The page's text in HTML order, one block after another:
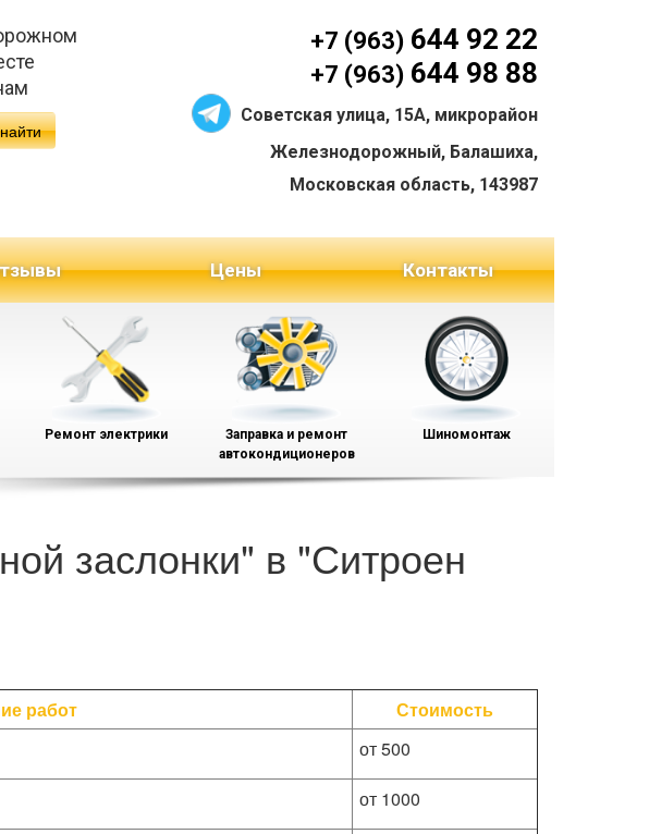
+7 (963) 644 92 22
+7 (963) 644 98 88
Советская улица, 15А, микрорайон
Железнодорожный, Балашиха,
Московская область, 143987
Цены Контакты
Ремонт электрики
Заправка и ремонт
автокондиционеров
Шиномонтаж
заслонки" в "Ситроен
работ
Стоимость
от 500
от 1000